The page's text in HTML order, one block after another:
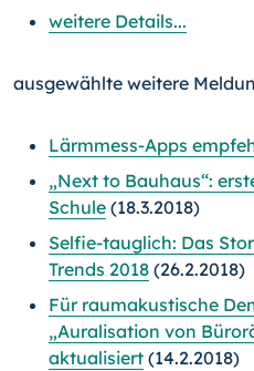
weitere Details...
ausgewählte weitere
Lärmmess-Apps
„Next to Bauhaus“:
Schule (18.3.2018)
Selfie-tauglich: Das
Trends 2018 (26.2.2018)
Für raumakustische
„Auralisation von
aktualisiert (14.2.2018)